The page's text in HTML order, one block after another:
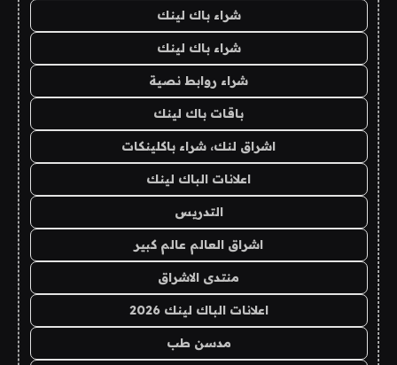
شراء باك لينك
شراء باك لينك
شراء روابط نصية
باقات باك لينك
اشراق لنك، شراء باكلينكات
اعلانات الباك لينك
التدريس
اشراق العالم عالم كبير
منتدى الاشراق
اعلانات الباك لينك 2026
مدسن طب